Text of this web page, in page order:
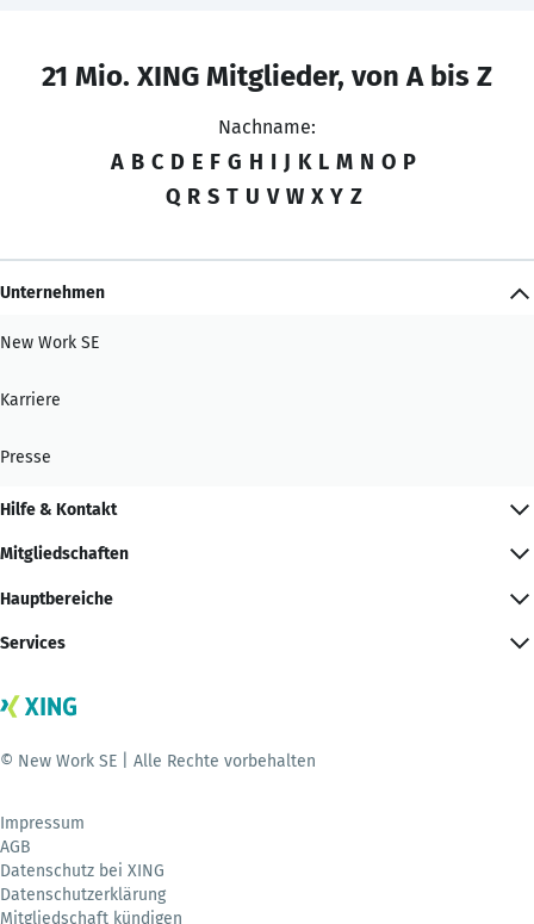
21 Mio. XING Mitglieder, von A bis Z
Nachname:
A B C D E F G H I J K L M N O P
Q R S T U V W X Y Z
Unternehmen
New Work SE
Karriere
Presse
Hilfe & Kontakt
Mitgliedschaften
Hauptbereiche
Services
© New Work SE | Alle Rechte vorbehalten
Impressum
AGB
Datenschutz bei XING
Datenschutzerklärung
Mitgliedschaft kündigen